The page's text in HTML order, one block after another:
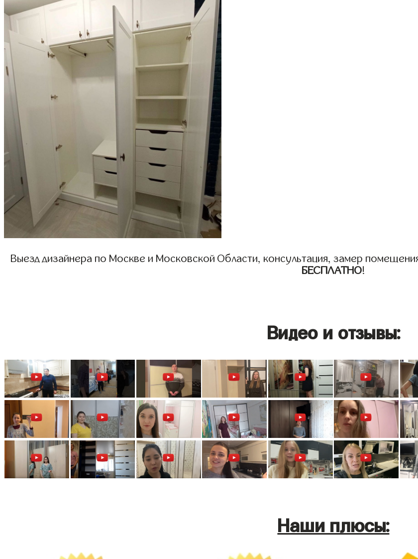
Выезд дизайнера по Москве и Московской Области, консультация, замер
БЕСПЛАТНО!
Видео и отзывы:
Наши плюсы: